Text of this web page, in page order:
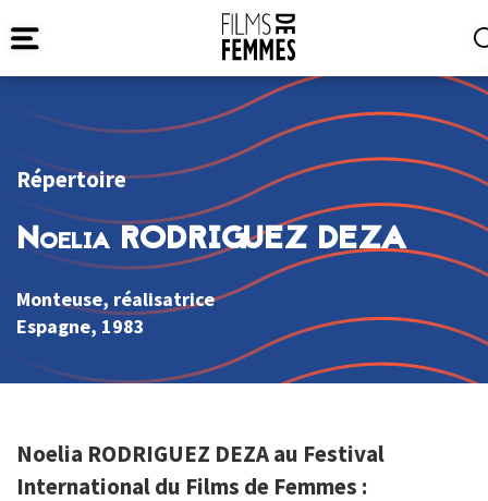
Répertoire
Noelia RODRIGUEZ DEZA
Monteuse, réalisatrice
Espagne, 1983
Noelia RODRIGUEZ DEZA au Festival
International du Films de Femmes :